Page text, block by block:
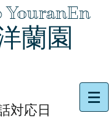
YouranEn
蘭園
対応日